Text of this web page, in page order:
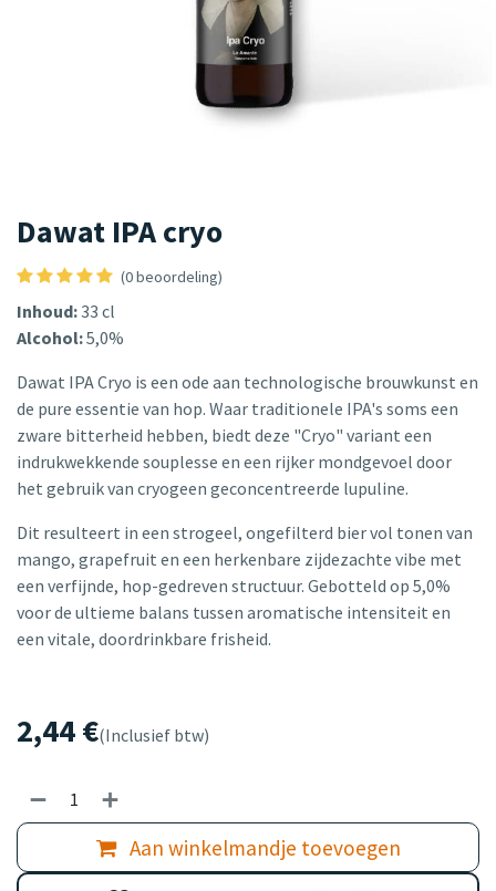
Dawat IPA cryo
(0 beoordeling)
Inhoud:33 cl
Alcohol:5,0%
Dawat IPA Cryo is een ode aan technologische brouwkunst en
de pure essentie van hop. Waar traditionele IPA's soms een
zware bitterheid hebben, biedt deze "Cryo" variant een
indrukwekkende souplesse en een rijker mondgevoel door
het gebruik van cryogeen geconcentreerde lupuline.
Dit resulteert in een strogeel, ongefilterd bier vol tonen van
mango, grapefruit en een herkenbare zijdezachte vibe met
een verfijnde, hop-gedreven structuur. Gebotteld op 5,0%
voor de ultieme balans tussen aromatische intensiteit en
een vitale, doordrinkbare frisheid.
2,44€(Inclusief btw)
Aan winkelmandje toevoegen